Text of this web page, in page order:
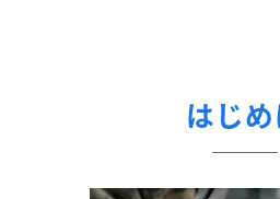
はじ